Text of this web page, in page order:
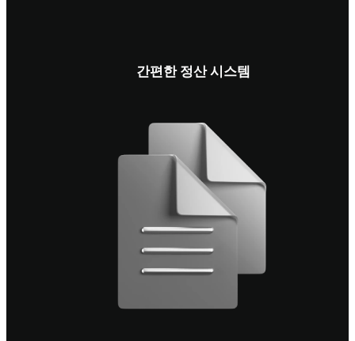
간편한 정산 시스템